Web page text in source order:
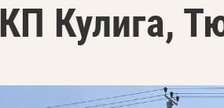
КП Кулига,